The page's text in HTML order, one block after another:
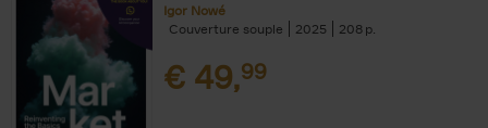
Igor Nowé
Couverture souple
2025 208
€ 49,99